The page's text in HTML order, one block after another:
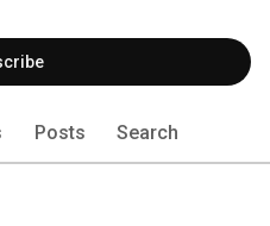
Posts Search